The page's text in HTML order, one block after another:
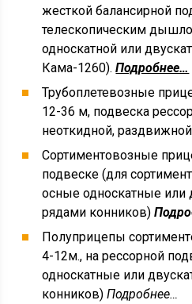
жесткой балансирной
телескопическим
односкатной или
Кама-1260).Подробнее…
Трубоплетевозные
12-36 м, подвеска
неоткидной,
Сортиментовозные
подвеске (для
осные односкатные или
рядами конников)
Полуприцепы
4-12м., на рессорной
односкатные или
конников)Подробнее…